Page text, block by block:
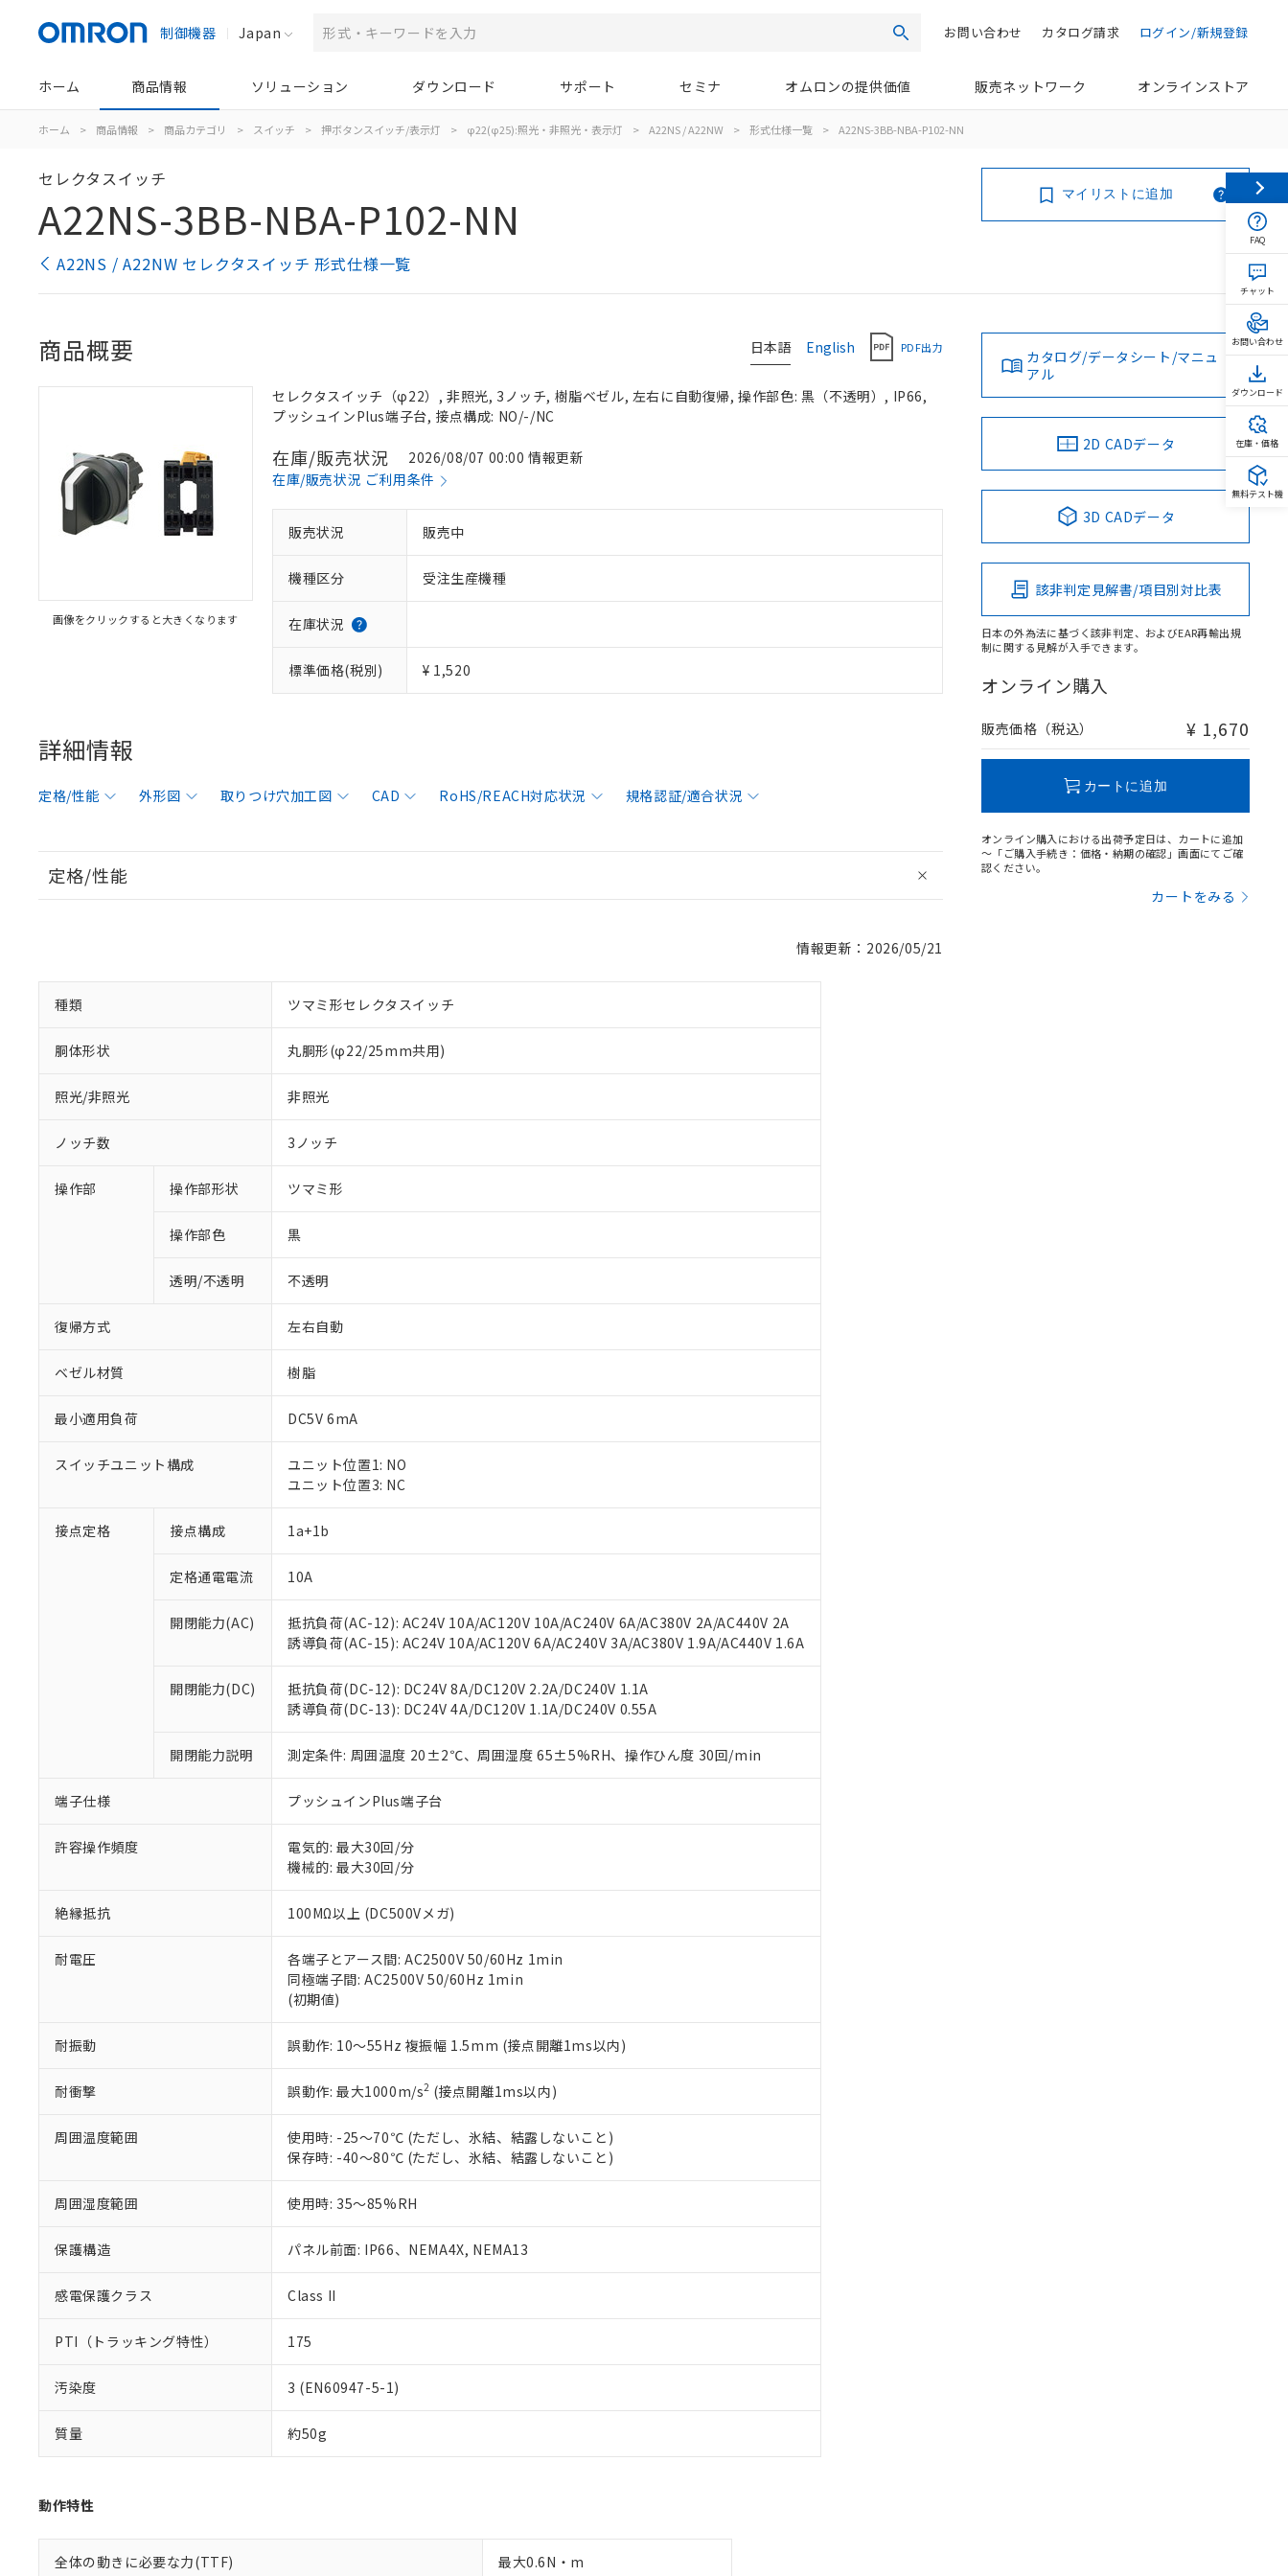
制御機器 Japan 検索 ログイン/新規登録
カタログ請求
お問い合わせ
ホーム 商品情報 ソリューション ダウンロード サポート セミナ オムロンの提供価値 販売ネットワーク オンラインストア
ホーム > 商品情報 > 商品カテゴリ > スイッチ > 押ボタンスイッチ/表示灯 > φ22(φ25):照光・非照光・表示灯 > A22NS / A22NW > 形式仕様一覧 > A22NS-3BB-NBA-P102-NN
セレクタスイッチ
A22NS-3BB-NBA-P102-NN
A22NS / A22NW セレクタスイッチ 形式仕様一覧
マイリストに追加
日本語 English PDF出力
商品概要
画像をクリックすると大きくなります
セレクタスイッチ（φ22）, 非照光, 3ノッチ, 樹脂ベゼル, 左右に自動復帰, 操作部色: 黒（不透明）, IP66,
プッシュインPlus端子台, 接点構成: NO/-/NC
在庫/販売状況
2026/08/07 00:00 情報更新
在庫/販売状況 ご利用条件
販売状況 販売中
機種区分 受注生産機種
在庫状況
標準価格(税別) ¥ 1,520
詳細情報
定格/性能 外形図 取りつけ穴加工図 CAD RoHS/REACH対応状況 規格認証/適合状況
定格/性能
情報更新：2026/05/21
種類 ツマミ形セレクタスイッチ
胴体形状 丸胴形(φ22/25mm共用)
照光/非照光 非照光
ノッチ数 3ノッチ
操作部 操作部形状 ツマミ形
操作部色 黒
透明/不透明 不透明
復帰方式 左右自動
ベゼル材質 樹脂
最小適用負荷 DC5V 6mA
スイッチユニット構成
ユニット位置1: NO
ユニット位置3: NC
接点定格 接点構成 1a+1b
定格通電電流 10A
開閉能力(AC)
抵抗負荷(AC-12): AC24V 10A/AC120V 10A/AC240V 6A/AC380V 2A/AC440V 2A
誘導負荷(AC-15): AC24V 10A/AC120V 6A/AC240V 3A/AC380V 1.9A/AC440V 1.6A
開閉能力(DC)
抵抗負荷(DC-12): DC24V 8A/DC120V 2.2A/DC240V 1.1A
誘導負荷(DC-13): DC24V 4A/DC120V 1.1A/DC240V 0.55A
開閉能力説明 測定条件: 周囲温度 20±2℃、周囲湿度 65±5%RH、操作ひん度 30回/min
端子仕様 プッシュインPlus端子台
許容操作頻度
電気的: 最大30回/分
機械的: 最大30回/分
絶縁抵抗 100MΩ以上 (DC500Vメガ)
耐電圧
各端子とアース間: AC2500V 50/60Hz 1min
同極端子間: AC2500V 50/60Hz 1min
(初期値)
耐振動 誤動作: 10～55Hz 複振幅 1.5mm (接点開離1ms以内)
耐衝撃 誤動作: 最大1000m/s2 (接点開離1ms以内)
周囲温度範囲
使用時: -25～70℃ (ただし、氷結、結露しないこと)
保存時: -40～80℃ (ただし、氷結、結露しないこと)
周囲湿度範囲 使用時: 35～85%RH
保護構造 パネル前面: IP66、NEMA4X, NEMA13
感電保護クラス Class II
PTI（トラッキング特性） 175
汚染度 3 (EN60947-5-1)
質量 約50g
動作特性
全体の動きに必要な力(TTF) 最大0.6N・m
カタログ/データシート/マニュ
アル
2D CADデータ
3D CADデータ
該非判定見解書/項目別対比表
日本の外為法に基づく該非判定、およびEAR再輸出規
制に関する見解が入手できます。
オンライン購入
販売価格（税込） ¥ 1,670
カートに追加
オンライン購入における出荷予定日は、カートに追加
～「ご購入手続き：価格・納期の確認」画面にてご確
認ください。
カートをみる
ご利用条件
以下の条件をお読みいただき、同意のうえご利用ください。
本サービスは、当社制御機器事業取扱商品の当社在庫状況および標準価格(税抜)を提供させていただ
くものです。
当社制御機器事業取扱商品の中には、本サービスの対象外となる商品もあることをご了承ください。
在庫状況および標準価格照会結果は、記載している更新日時点での社内データに基づき作成されるも
い。
正式な納期状況および標準価格はお客様のお取引先、またはお客様担当のオムロン制御機器販売店・
当社販売員にご相談ください。
在庫状況および標準価格結果を当社の事前の承諾なく第三者に漏洩または開示しないようお願いしま
す。
マイパーツ機能（部品リスト作成サービス）をご利用いただくには、I-Webメンバーズにご登録され
ている必要があります。
が、当社の製品・サービスに関するお客様との取引・商談に必要な範囲で利用することをご了承くだ
さい。
※当社の共同利用者とは、
"個人情報の共同利用に関して"
いる法人を指します。
※1 対応状況
対応予定：EU RoHS指令（10物質）の非含有に対応した製品に切り替える予定のある商品です。
対応予定なし：EU RoHS指令（10物質）の非含有に非対応の商品で、対応品を出す予定はありません。
調査・確認中：EU RoHS指令（10物質）の非含有の対応状況を調査中または確認中の商品です。
非該当品：ライセンス料など無形物で、有害物質有無と関係のない商品です。
があります。
*EU RoHS指令（10物質）：
鉛(Pb) 1000ppm以下、 水銀(Hg) 1000ppm以下、 カドミウム(Cd) 100ppm以下、
六価クロム(Cr(Ⅵ)) 1000ppm以下、ポリ臭化ビフェニル類(PBB) 1000ppm以下、ポリ臭化ジフェニルエーテル類(PBDE) 1000ppm以下、
フタル酸ビス(2-エチルヘキシル) (DEHP)(別名：DOP) 1000ppm以下、フタル酸ブチルベンジル（BBP） 1000ppm以下、フタル酸ジブチ
ル（DBP） 1000ppm以下、フタル酸ジイソブチル (DIBP) 1000ppm以下
但し、RoHS指令で産業用監視および制御機器に対する適用除外項目は除く。
フタル酸エステル類の４物質については閾値を超える意図的な使用がないことを確認しています。
※2 対応予定月
部品在庫の切り替え状況などにより、予定月が前後することがあります。
※3 非含有証明書ダウンロード
下記の非含有証明書をダウンロードすることができます。
EU RoHS指令（10物質）の非含有証明書
51物質の非含有証明書（当社基準）
また、RoHS指令のフタル酸エステル類４物質の対応では、対応完了までの期間は出荷製品に未対応品が
混在することから備考欄に対応日を記載しておりました。
既に当社にて対応品への在庫切替を完了していることから、特段のことがない限り、2022年1月12日よ
り割愛しております。
※1 中国RoHS○×表
「○」：最大均質材料含有率が中国RoHSの基準値以下であることを示します。
「×」：最大均質材料含有率が中国RoHSの基準値を超えていることを示します。
「－」：未確認です。当社販売部門へお問い合わせください。
Pb(鉛) :1000ppm、 Hg(水銀) : 1000ppm、 Cd(カドミウム) : 100ppm、
DEHP(フタル酸ビス(2-エチルヘキシル)) : 1000ppm
※2 環境保護使用期限
「10」：通常の使用状況下において有害物質が外部に漏えいし、環境に深刻な影響を及ぼさない年数を意
味します。
「－」：未確認です。当社販売部門へお問い合わせください。
う）を輸出または国外への提供する場合は、日本国政府の輸出許可(または役務取引許可)を取得する
などの必要な手続きをとります。
当社は規制貨物を破棄する場合は、完全に破砕するなど、違法に輸出されないよう必要な手段を講じ
ます。
当社は貴社製品を、核兵器、ミサイル、化学兵器、生物兵器またはその他武器並びにこれらの製造装
置等に一切使用いたしません。
当社は、貴社製品を第三者に販売する場合は、上記1、2および3の内容を当該第三者に通知します。
たしません。
合意する キャンセル
記
説明
△ 一定数には満たないが在庫あり
－
在庫なし(最新の在庫状況については、お客様のお取引先、またはお客様担当のオムロン制御
空
白
受注生産機種、また在庫状況の情報を公開していない機種
FAQ
チャット
お問い合わせ
ダウンロード
在庫・価格
無料テスト機